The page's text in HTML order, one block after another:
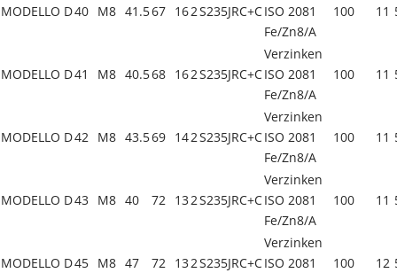
MODELLO D40 M8 41.567 162S235JRC+CISO 2081
Fe/Zn8/A
100 11
MODELLO D41 M8 40.568 162S235JRC+C
Verzinken
ISO 2081
Fe/Zn8/A
100 11
MODELLO D42 M8 43.569 142S235JRC+C
Verzinken
ISO 2081
Fe/Zn8/A
100 11
MODELLO D43 M8 40 72 132S235JRC+C
Verzinken
ISO 2081
Fe/Zn8/A
100 11
MODELLO D45 M8 47 72 132S235JRC+C
Verzinken
ISO 2081
100 12